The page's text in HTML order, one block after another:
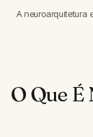
A neuroarquitetura
O Que